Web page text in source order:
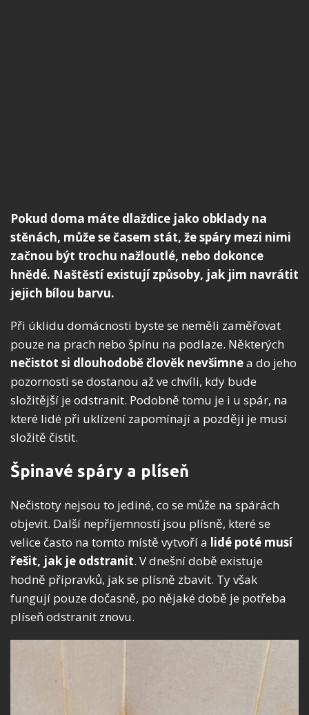
Pokud doma máte dlaždice jako obklady na
stěnách, může se časem stát, že spáry mezi nimi
začnou být trochu nažloutlé, nebo dokonce
hnědé. Naštěstí existují způsoby, jak jim navrátit
jejich bílou barvu.
Při úklidu domácnosti byste se neměli zaměřovat
pouze na prach nebo špínu na podlaze. Některých
nečistot si dlouhodobě člověk nevšimnea do jeho
pozornosti se dostanou až ve chvíli, kdy bude
složitější je odstranit. Podobně tomu je i u spár, na
které lidé při uklízení zapomínají a později je musí
složitě čistit.
Špinavé spáry a plíseň
Nečistoty nejsou to jediné, co se může na spárách
objevit. Další nepříjemností jsou plísně, které se
velice často na tomto místě vytvoří a lidé poté musí
řešit, jak je odstranit. V dnešní době existuje
hodně přípravků, jak se plísně zbavit. Ty však
fungují pouze dočasně, po nějaké době je potřeba
plíseň odstranit znovu.